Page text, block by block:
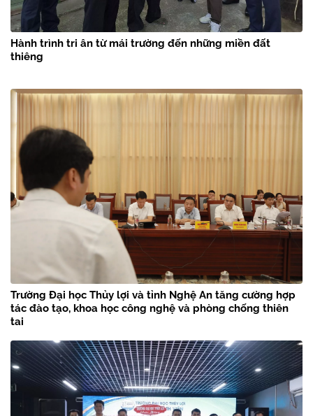
Hành trình tri ân từ mái trường đến những miền đất
thiêng
Trường Đại học Thủy lợi và tỉnh Nghệ An tăng cường hợp
tác đào tạo, khoa học công nghệ và phòng chống thiên
tai